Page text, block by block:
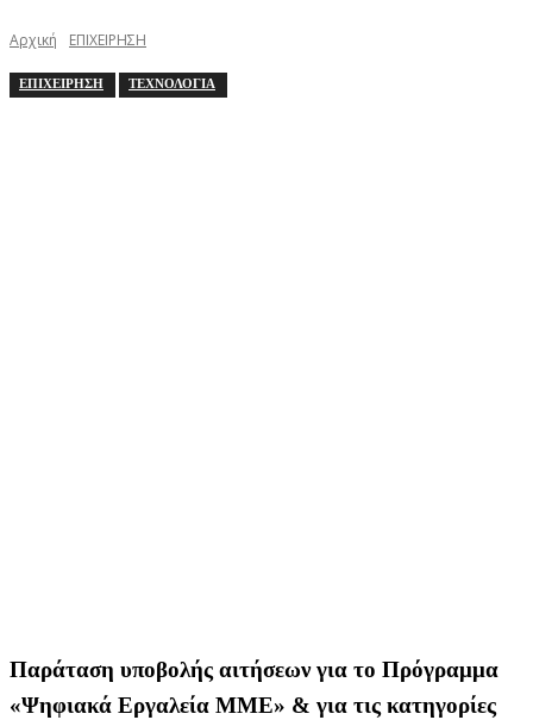
Αρχική ΕΠΙΧΕΙΡΗΣΗ
ΕΠΙΧΕΙΡΗΣΗ ΤΕΧΝΟΛΟΓΙΑ
Παράταση υποβολής αιτήσεων για το Πρόγραμμα
«Ψηφιακά Εργαλεία ΜΜΕ» & για τις κατηγορίες